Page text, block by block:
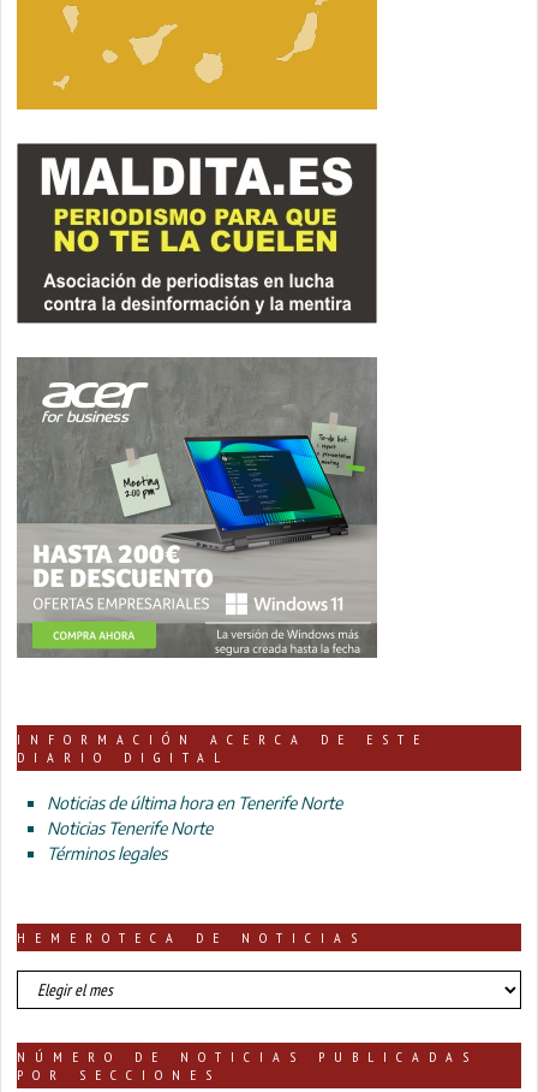
INFORMACIÓN ACERCA DE ESTE
DIARIO DIGITAL
Noticias de última hora en Tenerife Norte
Noticias Tenerife Norte
Términos legales
HEMEROTECA DE NOTICIAS
HEMEROTECA
DE
NÚMERO DE NOTICIAS PUBLICADAS
POR SECCIONES